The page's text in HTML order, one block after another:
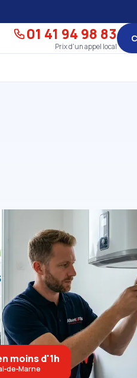
01 41 94 98 83
Prix d'un appel local
moins d'1h